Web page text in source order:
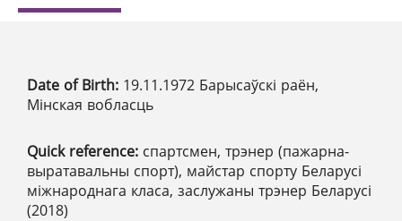
Date of Birth: 19.11.1972 Барысаўскі раён,
Мінская вобласць
Quick reference: спартсмен, трэнер (пажарна-
выратавальны спорт), майстар спорту Беларусі
міжнароднага класа, заслужаны трэнер Беларусі
(2018)